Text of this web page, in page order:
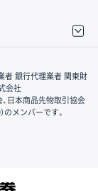
者 銀行代理業者 関東財
会社
日本商品先物取引協会
メンバーです。